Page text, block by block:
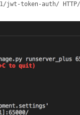
jwt-token-auth/